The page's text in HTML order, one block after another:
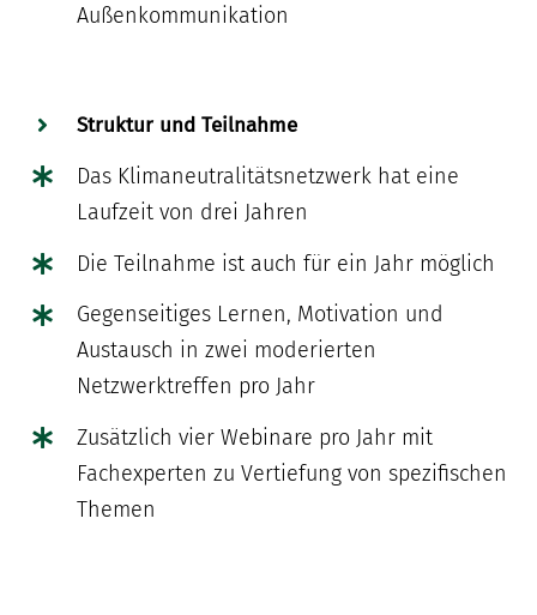
Außenkommunikation
Struktur und Teilnahme
Das Klimaneutralitätsnetzwerk hat eine
Laufzeit von drei Jahren
Die Teilnahme ist auch für ein Jahr möglich
Gegenseitiges Lernen, Motivation und
Austausch in zwei moderierten
Netzwerktreffen pro Jahr
Zusätzlich vier Webinare pro Jahr mit
Fachexperten zu Vertiefung von spezifischen
Themen